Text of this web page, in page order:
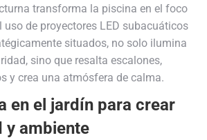
transforma la piscina en el foco
uso de proyectores LED subacuáticos
situados, no solo ilumina
sino que resalta escalones,
y crea una atmósfera de calma.
en el jardín para crear
y ambiente